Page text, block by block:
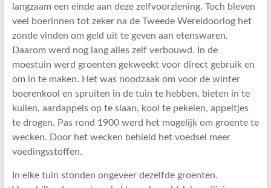
langzaam een einde aan deze zelfvoorziening. Toch bleven
veel boerinnen tot zeker na de Tweede Wereldoorlog het
zonde vinden om geld uit te geven aan etenswaren.
Daarom werd nog lang alles zelf verbouwd. In de
moestuin werd groenten gekweekt voor direct gebruik en
om in te maken. Het was noodzaak om voor de winter
boerenkool en spruiten in de tuin te hebben, bieten in te
kuilen, aardappels op te slaan, kool te pekelen, appeltjes
te drogen. Pas rond 1900 werd het mogelijk om groente te
wecken. Door het wecken behield het voedsel meer
voedingsstoffen.
In elke tuin stonden ongeveer dezelfde groenten.